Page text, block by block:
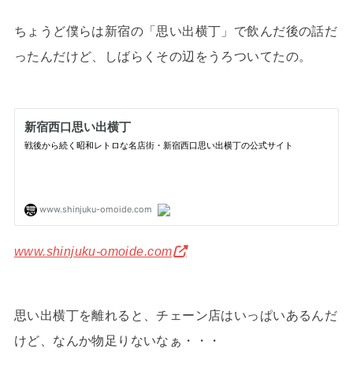
ちょうど僕らは新宿の「思い出横丁」で飲んだ後の話だ
ったんだけど、しばらくその辺をうろついてたの。
www.shinjuku-omoide.com
思い出横丁を離れると、チェーン店はいっぱいあるんだ
けど、なんか物足りないなぁ・・・